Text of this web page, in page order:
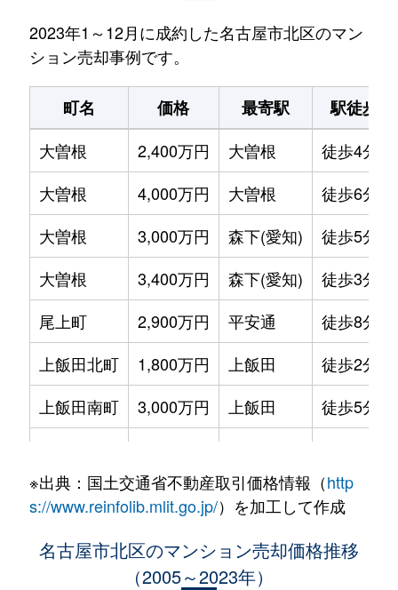
2023年1～12月に成約した名古屋市北区のマン
ション売却事例です。
町名 価格 最寄駅
駅徒歩
大曽根
2,400万円 大曽根
徒歩4分
大曽根
4,000万円 大曽根
徒歩6分
大曽根
3,000万円 森下(愛知)
徒歩5分
大曽根
3,400万円 森下(愛知)
徒歩3分
尾上町
2,900万円 平安通
徒歩8分
上飯田北町
1,800万円 上飯田
徒歩2分
上飯田南町
3,000万円 上飯田
徒歩5分
上飯田南町
2,500万円 上飯田
徒歩5分
330万円 名城公園
※出典：国土交通省不動産取引価格情報（http
s://www.reinfolib.mlit.go.jp/）を加工して作成
名古屋市北区のマンション売却価格推移
（2005～2023年）